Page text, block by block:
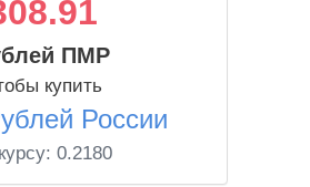
ПМР
купить
России
0.2180